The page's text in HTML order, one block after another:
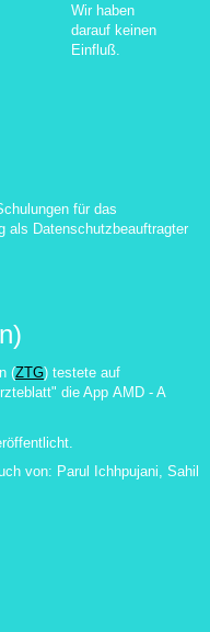
Wir haben
darauf keinen
Einfluß.
für das
als Datenschutzbeauftragter
(ZTG) testete auf
die App AMD - A
von: Parul Ichhpujani, Sahil